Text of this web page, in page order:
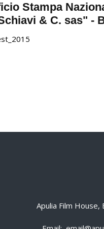
Stampa
& C. sas" -
Apulia Film